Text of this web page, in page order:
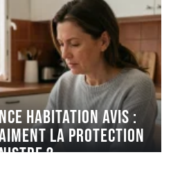
habitation avis :
la protection
?